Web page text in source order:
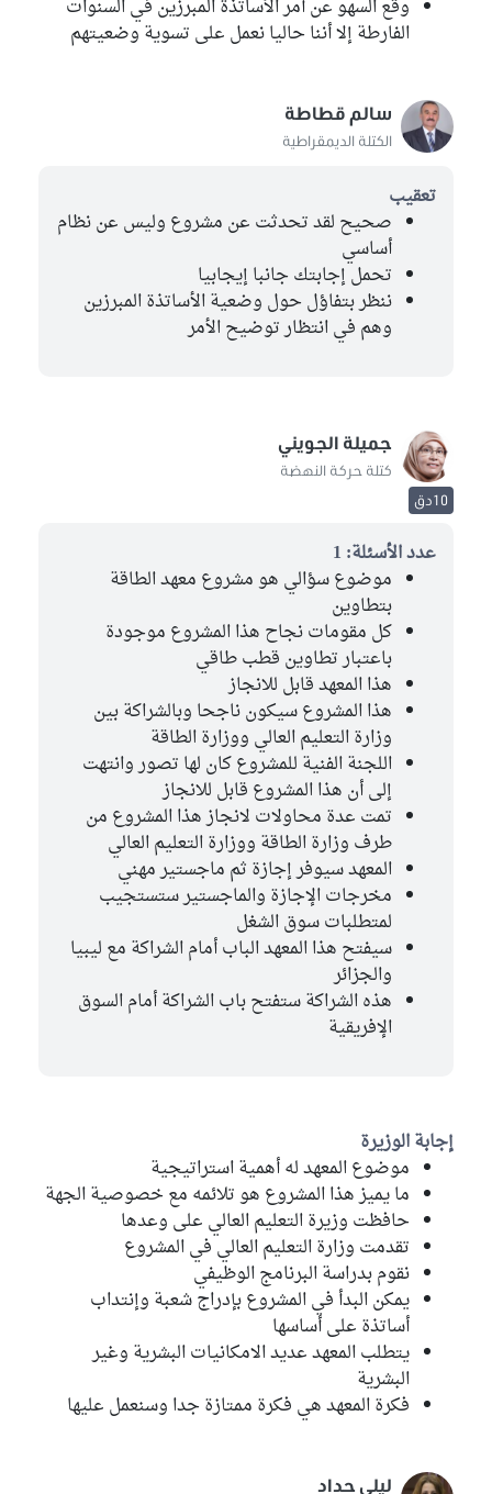
وقع السهو عن أمر الأساتذة المبرزين في السنوات
الفارطة إلا أننا حاليا نعمل على تسوية وضعيتهم
سالم قطاطة
الكتلة الديمقراطية
تعقيب
صحيح لقد تحدثت عن مشروع وليس عن نظام
أساسي
تحمل إجابتك جانبا إيجابيا
ننظر بتفاؤل حول وضعية الأساتذة المبرزين
وهم في انتظار توضيح الأمر
جميلة الجويني
كتلة حركة النهضة
10دق
عدد الأسئلة: 1
موضوع سؤالي هو مشروع معهد الطاقة
بتطاوين
كل مقومات نجاح هذا المشروع موجودة
باعتبار تطاوين قطب طاقي
هذا المعهد قابل للانجاز
هذا المشروع سيكون ناجحا وبالشراكة بين
وزارة التعليم العالي ووزارة الطاقة
اللجنة الفنية للمشروع كان لها تصور وانتهت
إلى أن هذا المشروع قابل للانجاز
تمت عدة محاولات لانجاز هذا المشروع من
طرف وزارة الطاقة ووزارة التعليم العالي
المعهد سيوفر إجازة ثم ماجستير مهني
مخرجات الإجازة والماجستير ستستجيب
لمتطلبات سوق الشغل
سيفتح هذا المعهد الباب أمام الشراكة مع ليبيا
والجزائر
هذه الشراكة ستفتح باب الشراكة أمام السوق
الإفريقية
إجابة الوزيرة
موضوع المعهد له أهمية استراتيجية
ما يميز هذا المشروع هو تلائمه مع خصوصية الجهة
حافظت وزيرة التعليم العالي على وعدها
تقدمت وزارة التعليم العالي في المشروع
نقوم بدراسة البرنامج الوظيفي
يمكن البدأ في المشروع بإدراج شعبة وإنتداب
أساتذة على أساسها
يتطلب المعهد عديد الامكانيات البشرية وغير
البشرية
فكرة المعهد هي فكرة ممتازة جدا وسنعمل عليها
ليلى حداد